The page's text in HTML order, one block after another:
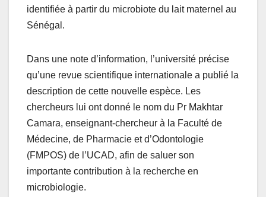
identifiée à partir du microbiote du lait maternel au
Sénégal.
Dans une note d’information, l’université précise
qu’une revue scientifique internationale a publié la
description de cette nouvelle espèce. Les
chercheurs lui ont donné le nom du Pr Makhtar
Camara, enseignant-chercheur à la Faculté de
Médecine, de Pharmacie et d’Odontologie
(FMPOS) de l’UCAD, afin de saluer son
importante contribution à la recherche en
microbiologie.